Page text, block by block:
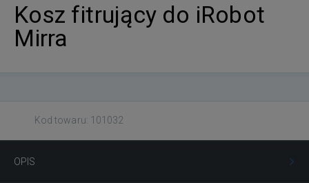
Kosz fitrujący do iRobot
Mirra
Kod towaru: 101032
OPIS